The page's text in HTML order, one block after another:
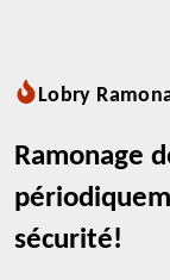
Lobry
Ramonage
sécurité!